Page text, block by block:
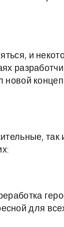
и
новой
для